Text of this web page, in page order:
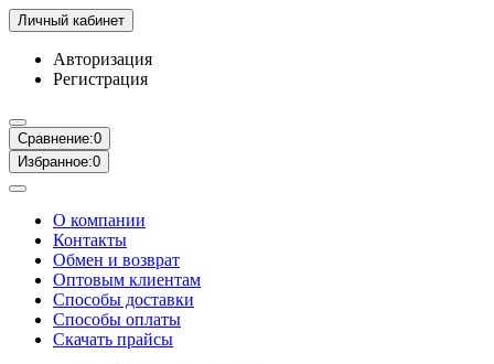
Личный кабинет
Авторизация
Регистрация
Сравнение:0
Избранное:0
О компании
Контакты
Обмен и возврат
Оптовым клиентам
Способы доставки
Способы оплаты
Скачать прайсы